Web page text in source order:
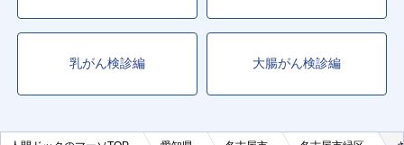
乳がん検診編 大腸がん検診編